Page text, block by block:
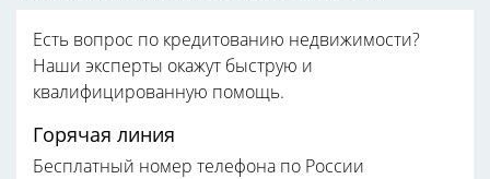
Есть вопрос по кредитованию недвижимости?
Наши эксперты окажут быструю и
квалифицированную помощь.
Горячая линия
Бесплатный номер телефона по России